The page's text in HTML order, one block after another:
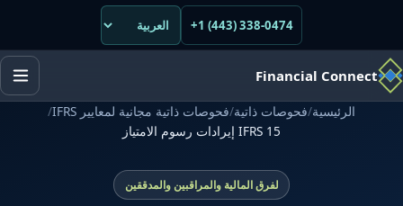
+1 (443) 338-0474
Financial Connect
الرئيسية/فحوصات ذاتية/فحوصات ذاتية مجانية لمعايير IFRS
/
IFRS 15 إيرادات رسوم الامتياز
لفرق المالية والمراقبين والمدققين